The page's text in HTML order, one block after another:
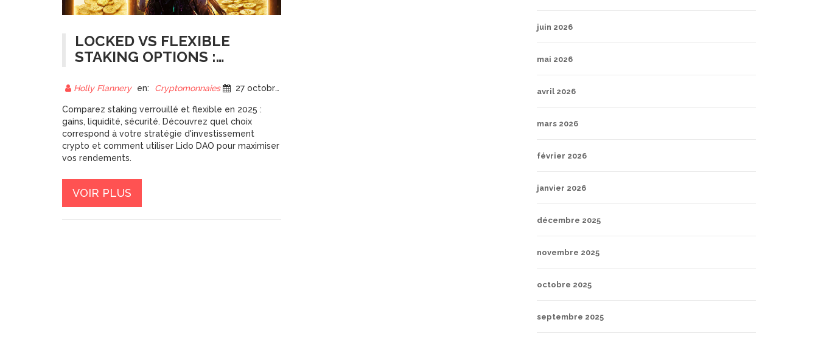
LOCKED VS FLEXIBLE
STAKING OPTIONS :
POUR VOS
CRYPTOMONNAIES EN
2025 ?
Holly Flannery en: Cryptomonnaies 27 octobre 2025
Comparez staking verrouillé et flexible en 2025 :
gains, liquidité, sécurité. Découvrez quel choix
correspond à votre stratégie d'investissement
crypto et comment utiliser Lido DAO pour maximiser
vos rendements.
VOIR PLUS
juin 2026
mai 2026
avril 2026
mars 2026
février 2026
janvier 2026
décembre 2025
novembre 2025
octobre 2025
septembre 2025